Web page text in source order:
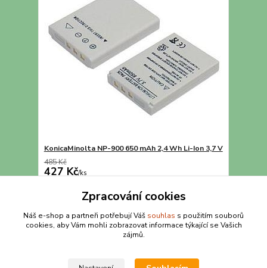
KonicaMinolta NP-900 650 mAh 2,4 Wh Li-Ion 3,7 V
485 Kč
427 Kč/ks
Přidat do košíku
strana z 1
Zpracování cookies
Náš e-shop a partneři potřebují Váš souhlas s použitím souborů
cookies, aby Vám mohli zobrazovat informace týkající se Vašich
zájmů.